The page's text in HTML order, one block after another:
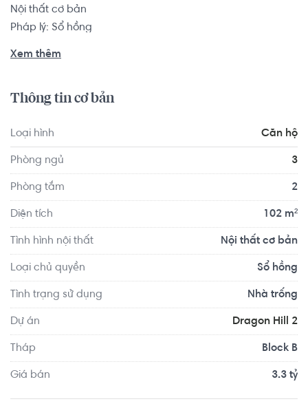
Nội thất cơ bản
Pháp lý: Sổ hồng
Tọa lạc tại vị trí thuận tiện di chuyển với đầy đủ các tiện
Huyện Nhà Bè, Trạm Y Tế Xã Phước Kiển...
Xem thêm
Thông tin cơ bản
Loại hình Căn hộ
Phòng ngủ 3
Phòng tắm 2
Diện tích 102 m²
Tình hình nội thất Nội thất cơ bản
Loại chủ quyền Sổ hồng
Tình trạng sử dụng Nhà trống
Dự án Dragon Hill 2
Tháp Block B
Giá bán 3.3 tỷ